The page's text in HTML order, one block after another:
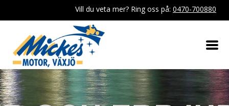
Vill du veta mer? Ring oss på: 0470-700880